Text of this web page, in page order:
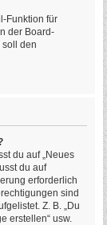
Funktion für
der Board-
den
du auf „Neues
du auf
erforderlich
sind
Z. B. „Du
erstellen“ usw.